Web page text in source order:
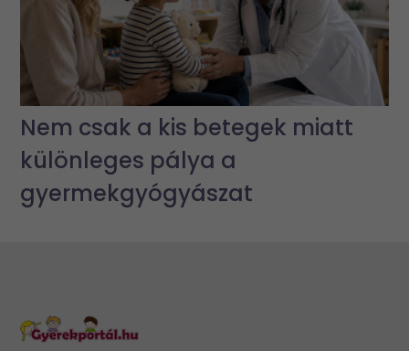
Nem csak a kis betegek miatt
különleges pálya a
gyermekgyógyászat